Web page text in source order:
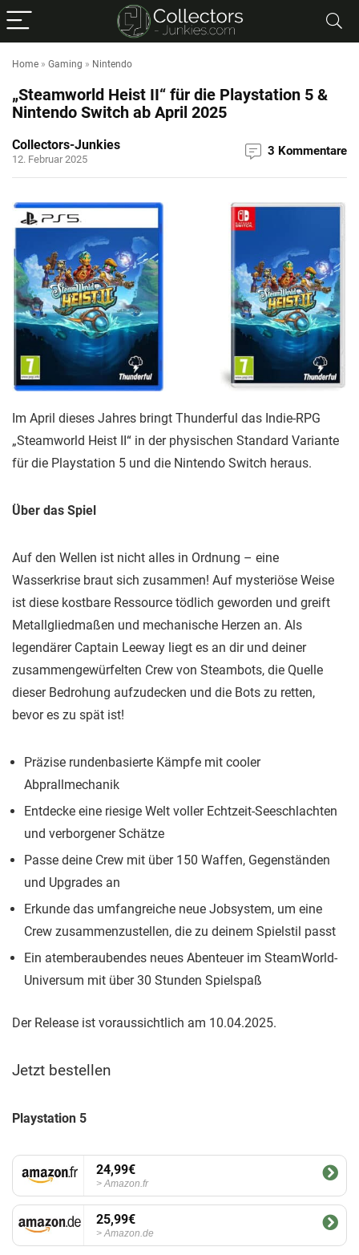
Home » Gaming » Nintendo
„Steamworld Heist II“ für die Playstation 5 &
Nintendo Switch ab April 2025
Collectors-Junkies
12. Februar 2025
3 Kommentare
Im April dieses Jahres bringt Thunderful das Indie-RPG
„Steamworld Heist II“ in der physischen Standard Variante
für die Playstation 5 und die Nintendo Switch heraus.
Über das Spiel
Auf den Wellen ist nicht alles in Ordnung – eine
Wasserkrise braut sich zusammen! Auf mysteriöse Weise
ist diese kostbare Ressource tödlich geworden und greift
Metallgliedmaßen und mechanische Herzen an. Als
legendärer Captain Leeway liegt es an dir und deiner
zusammengewürfelten Crew von Steambots, die Quelle
dieser Bedrohung aufzudecken und die Bots zu retten,
bevor es zu spät ist!
Präzise rundenbasierte Kämpfe mit cooler
Abprallmechanik
Entdecke eine riesige Welt voller Echtzeit-Seeschlachten
und verborgener Schätze
Passe deine Crew mit über 150 Waffen, Gegenständen
und Upgrades an
Erkunde das umfangreiche neue Jobsystem, um eine
Crew zusammenzustellen, die zu deinem Spielstil passt
Ein atemberaubendes neues Abenteuer im SteamWorld-
Universum mit über 30 Stunden Spielspaß
Der Release ist voraussichtlich am 10.04.2025.
Jetzt bestellen
Playstation 5
24,99€
Amazon.fr
25,99€
Amazon.de